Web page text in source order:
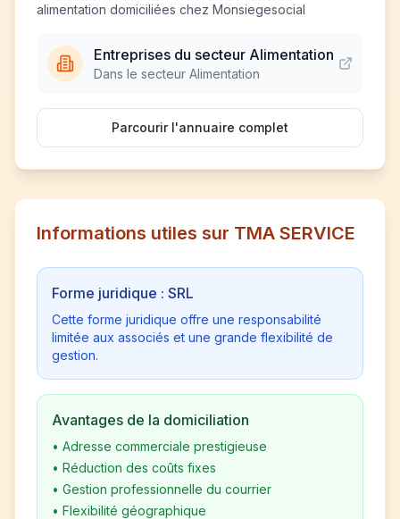
alimentation domiciliées chez Monsiegesocial
Entreprises du secteur Alimentation
Dans le secteur Alimentation
Parcourir l'annuaire complet
Informations utiles sur TMA SERVICE
Forme juridique : SRL
Cette forme juridique offre une responsabilité
limitée aux associés et une grande flexibilité de
gestion.
Avantages de la domiciliation
• Adresse commerciale prestigieuse
• Réduction des coûts fixes
• Gestion professionnelle du courrier
• Flexibilité géographique